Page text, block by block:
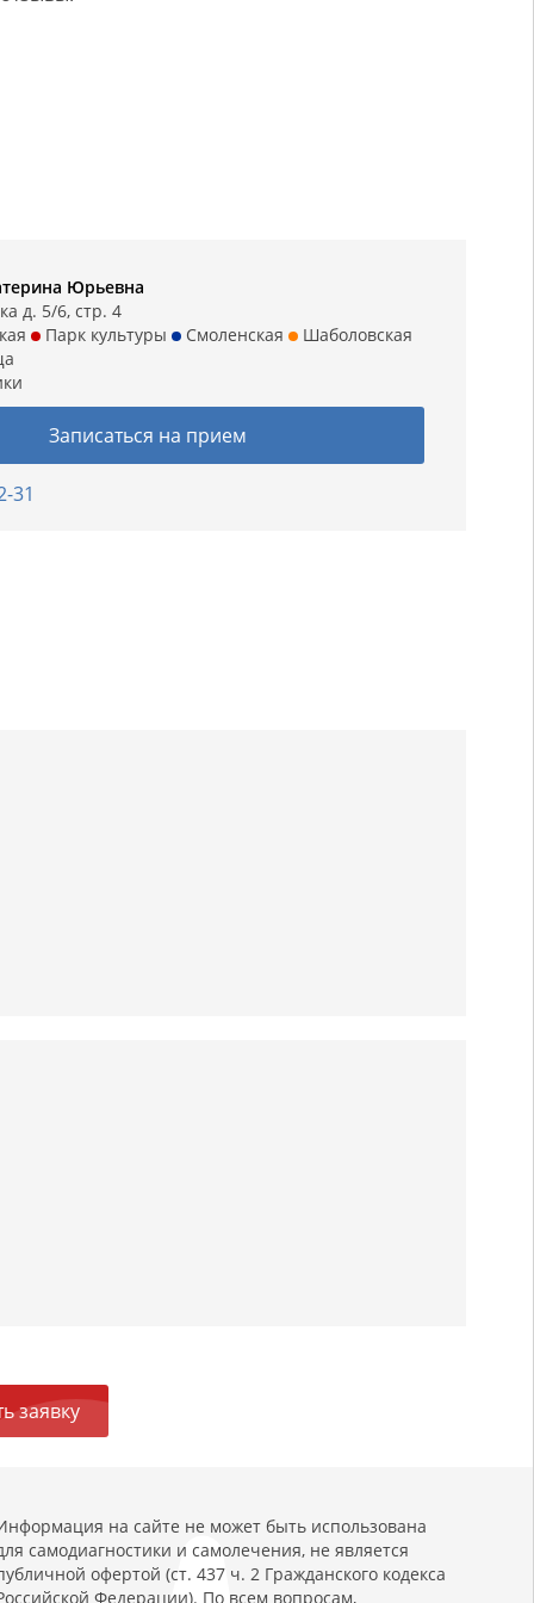
Юрьевна
д. 5/6, стр. 4
Парк культуры Смоленская
Шаболовская
Записаться на прием
31
заявку
на сайте не может быть использована
самодиагностики и самолечения, не является
офертой (ст. 437 ч. 2 Гражданского кодекса
Федерации). По всем вопросам,